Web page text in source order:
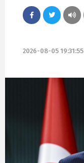
2026-08-05 19:31:55